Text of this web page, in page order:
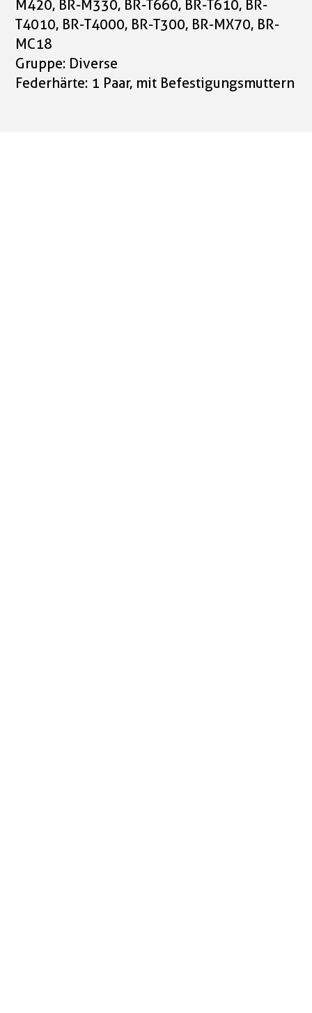
M420, BR-M330, BR-T660, BR-T610, BR-
T4010, BR-T4000, BR-T300, BR-MX70, BR-
MC18
Gruppe: Diverse
Federhärte: 1 Paar, mit Befestigungsmuttern